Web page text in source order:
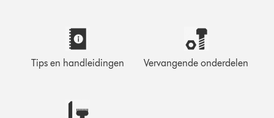
Tips en handleidingen Vervangende onderdelen